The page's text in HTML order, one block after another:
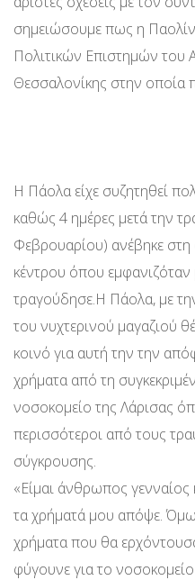
σημειώσουμε πως η
Πολιτικών Επιστημών του
Θεσσαλονίκης στην οποία
Η Πάολα είχε συζητηθεί
καθώς 4 ημέρες μετά την
Φεβρουαρίου) ανέβηκε στη
κέντρου όπου
τραγούδησε.Η Πάολα, με
του νυχτερινού μαγαζιού
κοινό για αυτή την την
χρήματα από τη
νοσοκομείο της Λάρισας
περισσότεροι από τους
σύγκρουσης.
«Είμαι άνθρωπος
τα χρήματά μου απόψε.
χρήματα που θα
φύγουνε για το νοσοκομείο